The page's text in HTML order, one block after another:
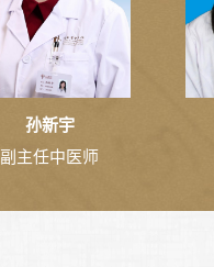
孙新宇
副主任中医师